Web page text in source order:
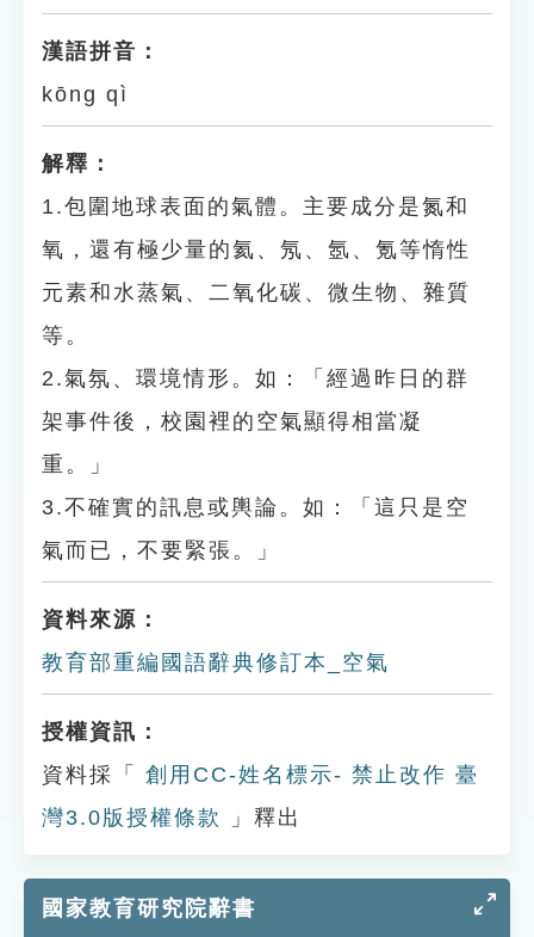
漢語拼音：
kōng qì
解釋：
1.包圍地球表面的氣體。主要成分是氮和
氧，還有極少量的氦、氖、氬、氪等惰性
元素和水蒸氣、二氧化碳、微生物、雜質
等。
2.氣氛、環境情形。如：「經過昨日的群
架事件後，校園裡的空氣顯得相當凝
重。」
3.不確實的訊息或輿論。如：「這只是空
氣而已，不要緊張。」
資料來源：
教育部重編國語辭典修訂本_空氣
授權資訊：
資料採「
創用CC-姓名標示- 禁止改作 臺
灣3.0版授權條款
」釋出
國家教育研究院辭書